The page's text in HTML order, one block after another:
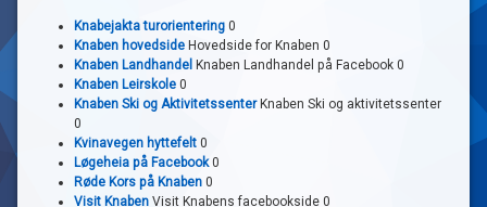
Knabejakta turorientering 0
Knaben hovedside Hovedside for Knaben 0
Knaben Landhandel Knaben Landhandel på Facebook 0
Knaben Leirskole 0
Knaben Ski og AktivitetssenterKnaben Ski og aktivitetssenter
0
Kvinavegen hyttefelt 0
Løgeheia på Facebook0
Røde Kors på Knaben 0
Visit Knaben Visit Knabens facebookside 0